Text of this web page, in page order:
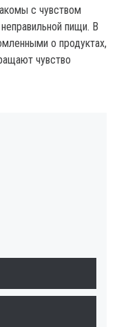
с чувством
пищи. В
о продуктах,
чувство